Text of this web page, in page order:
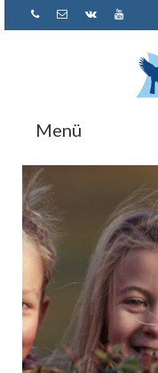
Menü
Über uns
Kontakt